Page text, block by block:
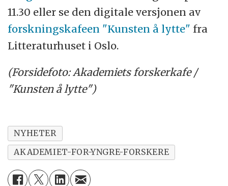
11.30 eller se den digitale versjonen av
forskningskafeen "Kunsten å lytte" fra
Litteraturhuset i Oslo.
(Forsidefoto: Akademiets forskerkafe /
"Kunsten å lytte")
NYHETER
AKADEMIET-FOR-YNGRE-FORSKERE